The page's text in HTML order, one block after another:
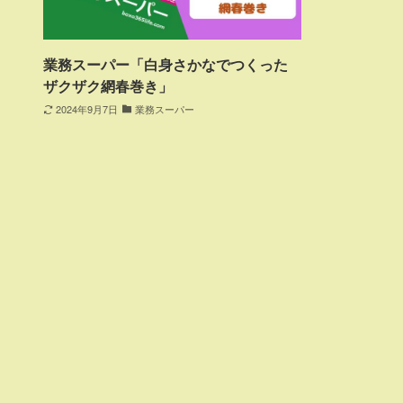
業務スーパー「白身さかなでつくった
ザクザク網春巻き」
2024年9月7日 業務スーパー